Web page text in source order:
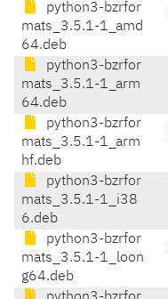
python3-bzrfor
mats_3.5.1-1_amd
64.deb
python3-bzrfor
mats_3.5.1-1_arm
64.deb
python3-bzrfor
mats_3.5.1-1_arm
hf.deb
python3-bzrfor
mats_3.5.1-1_i38
6.deb
python3-bzrfor
mats_3.5.1-1_loon
g64.deb